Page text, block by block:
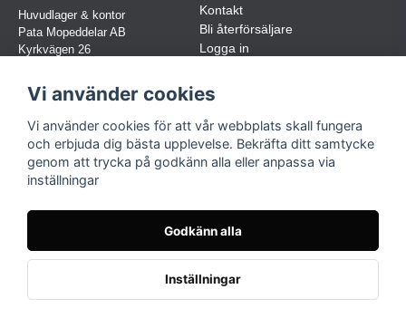
Huvudlager & kontor
Pata Mopeddelar AB
Kyrkvägen 26
(OBS. Endast förbokade besök)
Org.nr:
559030-5248
Jur. namn: Pata Mopeddelar AB
Kontakt
Bli återförsäljare
Logga in
Följ oss
TikTok
Vi använder cookies
Vi använder cookies för att vår webbplats skall fungera
och erbjuda dig bästa upplevelse. Bekräfta ditt samtycke
genom att trycka på godkänn alla eller anpassa via
inställningar
Godkänn alla
Inställningar